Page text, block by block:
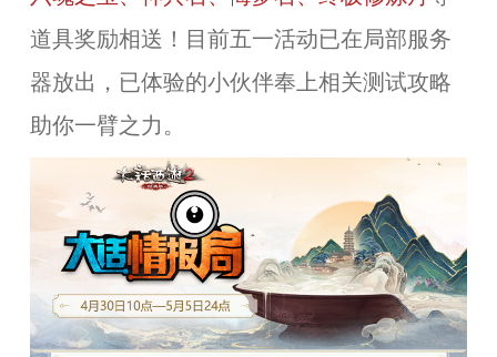
道具奖励相送！目前五一活动已在局部服务
器放出，已体验的小伙伴奉上相关测试攻略
助你一臂之力。